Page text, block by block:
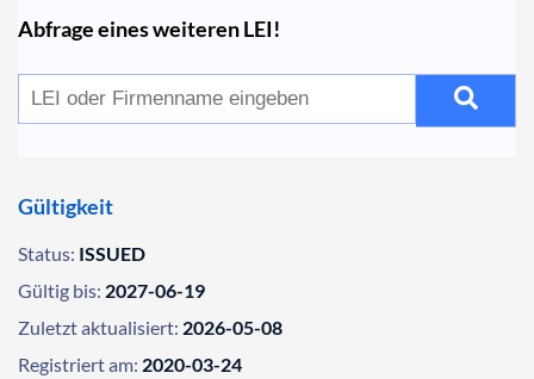
Abfrage eines weiteren LEI!
Gültigkeit
Status: ISSUED
Gültig bis: 2027-06-19
Zuletzt aktualisiert: 2026-05-08
Registriert am: 2020-03-24